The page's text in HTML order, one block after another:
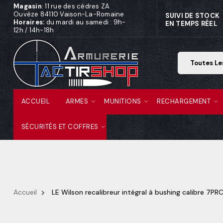
Magasin: 11 rue des cèdres ZA
Ouvèze 84110 Vaison-La-Romaine
Horaires: du mardi au samedi : 9h-
12h / 14h-18h
SUIVI DE STOCK
EN TEMPS RÉEL
ACCUEIL ARMES MUNITIONS RECHARGEMENT
SÉCURITÉS ET COFFRES
Accueil LE Wilson recalibreur intégral à bushing calibre 7PRC